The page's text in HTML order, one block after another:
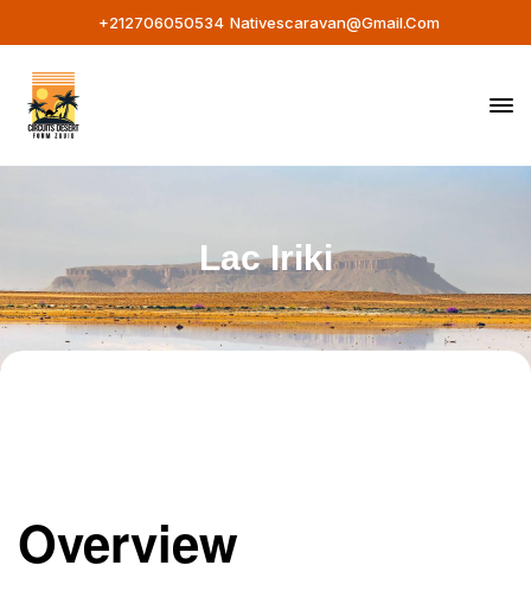
+212706050534 Nativescaravan@gmail.com
Lac Iriki
Overview